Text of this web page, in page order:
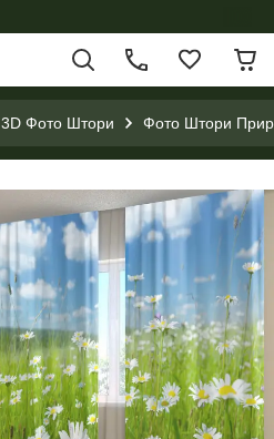
3D Фото Штори Фото Штори